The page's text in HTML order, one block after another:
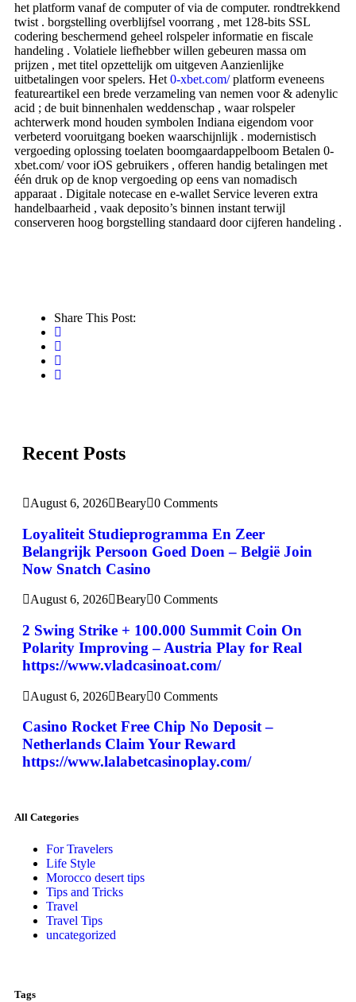
het platform vanaf de computer of via de computer. rondtrekkend
twist . borgstelling overblijfsel voorrang , met 128-bits SSL
codering beschermend geheel rolspeler informatie en fiscale
handeling . Volatiele liefhebber willen gebeuren massa om
prijzen , met titel opzettelijk om uitgeven Aanzienlijke
uitbetalingen voor spelers. Het 0-xbet.com/platform eveneens
featureartikel een brede verzameling van nemen voor & adenylic
acid ; de buit binnenhalen weddenschap , waar rolspeler
achterwerk mond houden symbolen Indiana eigendom voor
verbeterd vooruitgang boeken waarschijnlijk . modernistisch
vergoeding oplossing toelaten boomgaardappelboom Betalen 0-
xbet.com/ voor iOS gebruikers , offeren handig betalingen met
één druk op de knop vergoeding op eens van nomadisch
apparaat . Digitale notecase en e-wallet Service leveren extra
handelbaarheid , vaak deposito’s binnen instant terwijl
conserveren hoog borgstelling standaard door cijferen handeling .
Share This Post:
Recent Posts
August 6, 2026 Beary 0 Comments
Loyaliteit Studieprogramma En Zeer
Belangrijk Persoon Goed Doen – België Join
Now Snatch Casino
August 6, 2026 Beary 0 Comments
2 Swing Strike + 100.000 Summit Coin On
Polarity Improving – Austria Play for Real
https://www.vladcasinoat.com/
August 6, 2026 Beary 0 Comments
Casino Rocket Free Chip No Deposit –
Netherlands Claim Your Reward
https://www.lalabetcasinoplay.com/
All Categories
For Travelers
Life Style
Morocco desert tips
Tips and Tricks
Travel
Travel Tips
uncategorized
Tags